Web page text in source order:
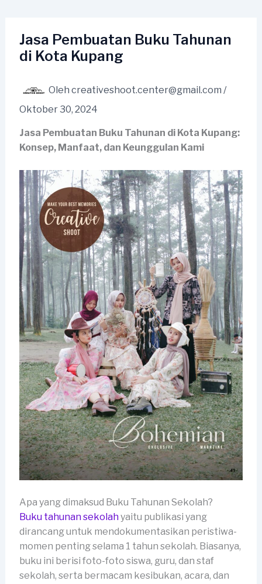
kontenJasa Pembuatan Buku Tahunan
di Kota Kupang
Oleh creativeshoot.center@gmail.com /
Oktober 30, 2024
Jasa Pembuatan Buku Tahunan di Kota Kupang:
Konsep, Manfaat, dan Keunggulan Kami
Apa yang dimaksud Buku Tahunan Sekolah?
Buku tahunan sekolahyaitu publikasi yang
dirancang untuk mendokumentasikan peristiwa-
momen penting selama 1 tahun sekolah. Biasanya,
buku ini berisi foto-foto siswa, guru, dan staf
sekolah, serta bermacam kesibukan, acara, dan